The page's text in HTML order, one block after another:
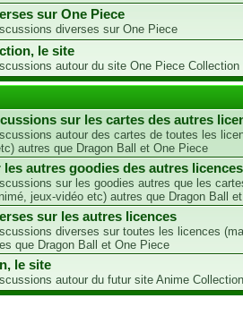
sur One Piece
diverses sur One Piece
le site
autour du site One Piece Collection
sur les cartes des autres
autour des cartes de toutes les
autres que Dragon Ball et One Piece
autres goodies des autres licences
sur les goodies autres que les
jeux-vidéo etc) autres que Dragon Ball
sur les autres licences
diverses sur toutes les licences
que Dragon Ball et One Piece
le site
autour du futur site Anime Collection